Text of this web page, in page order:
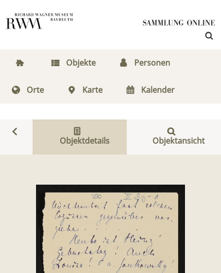
Objekte Personen
Orte Karte Kalender
Objektdetails Objektansicht